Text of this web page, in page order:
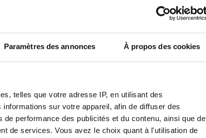
Paramètres des annonces À propos des cookies
telles que votre adresse IP, en utilisant des
sur votre appareil, afin de diffuser des
performance des publicités et du contenu, ainsi que de
de services. Vous avez le choix quant à l'utilisation de
6